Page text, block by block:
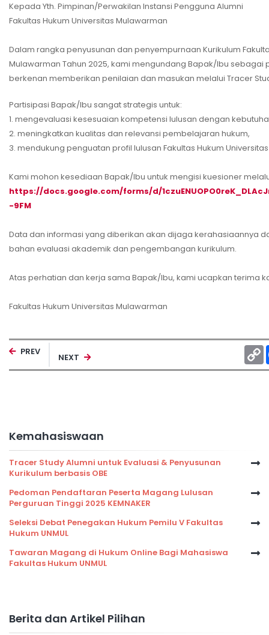
Kepada Yth. Pimpinan/Perwakilan Instansi Pengguna Alumni
Fakultas Hukum Universitas Mulawarman
Dalam rangka penyusunan dan penyempurnaan Kurikulum
Mulawarman Tahun 2025, kami mengundang Bapak/Ibu sebagai
berkenan memberikan penilaian dan masukan melalui Tracer
Partisipasi Bapak/Ibu sangat strategis untuk:
1. mengevaluasi kesesuaian kompetensi lulusan dengan
2. meningkatkan kualitas dan relevansi pembelajaran hukum,
3. mendukung penguatan profil lulusan Fakultas Hukum
Kami mohon kesediaan Bapak/Ibu untuk mengisi kuesioner
https://docs.google.com/forms/d/
-9FM
Data dan informasi yang diberikan akan dijaga kerahasiaannya
bahan evaluasi akademik dan pengembangan kurikulum.
Atas perhatian dan kerja sama Bapak/Ibu, kami ucapkan terima
Fakultas Hukum Universitas Mulawarman
PREV
NEXT
Kemahasiswaan
Tracer Study Alumni untuk Evaluasi & Penyusunan
Kurikulum berbasis OBE
Pedoman Pendaftaran Peserta Magang Lulusan
Perguruan Tinggi 2025 KEMNAKER
Seleksi Debat Penegakan Hukum Pemilu V Fakultas
Hukum UNMUL
Tawaran Magang di Hukum Online Bagi Mahasiswa
Fakultas Hukum UNMUL
Berita dan Artikel Pilihan